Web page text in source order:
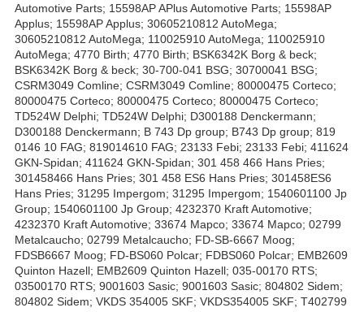
Automotive Parts; 15598AP APlus Automotive Parts; 15598AP
Applus; 15598AP Applus; 30605210812 AutoMega;
30605210812 AutoMega; 110025910 AutoMega; 110025910
AutoMega; 4770 Birth; 4770 Birth; BSK6342K Borg & beck;
BSK6342K Borg & beck; 30-700-041 BSG; 30700041 BSG;
CSRM3049 Comline; CSRM3049 Comline; 80000475 Corteco;
80000475 Corteco; 80000475 Corteco; 80000475 Corteco;
TD524W Delphi; TD524W Delphi; D300188 Denckermann;
D300188 Denckermann; B 743 Dp group; B743 Dp group; 819
0146 10 FAG; 819014610 FAG; 23133 Febi; 23133 Febi; 411624
GKN-Spidan; 411624 GKN-Spidan; 301 458 466 Hans Pries;
301458466 Hans Pries; 301 458 ES6 Hans Pries; 301458ES6
Hans Pries; 31295 Impergom; 31295 Impergom; 1540601100 Jp
Group; 1540601100 Jp Group; 4232370 Kraft Automotive;
4232370 Kraft Automotive; 33674 Mapco; 33674 Mapco; 02799
Metalcaucho; 02799 Metalcaucho; FD-SB-6667 Moog;
FDSB6667 Moog; FD-BS060 Polcar; FDBS060 Polcar; EMB2609
Quinton Hazell; EMB2609 Quinton Hazell; 035-00170 RTS;
03500170 RTS; 9001603 Sasic; 9001603 Sasic; 804802 Sidem;
804802 Sidem; VKDS 354005 SKF; VKDS354005 SKF; T402799